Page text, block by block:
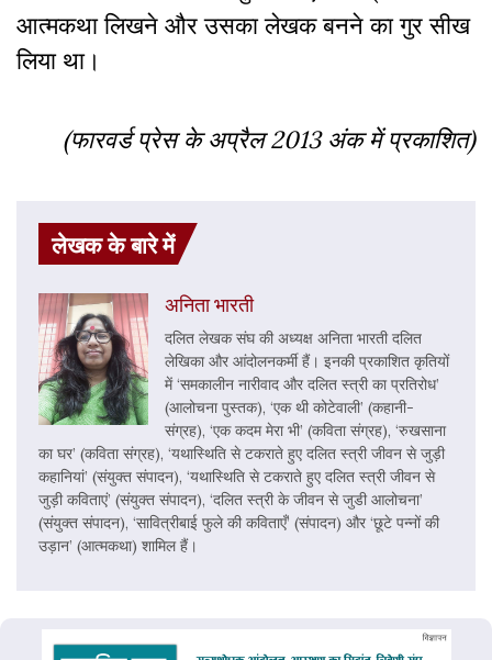
आत्मकथा लिखने और उसका लेखक बनने का गुर सीख
लिया था।
(फारवर्ड प्रेस के अप्रैल2013 अंक में प्रकाशित)
लेखक के बारे में
अनिता भारती
दलित लेखक संघ की अध्यक्ष अनिता भारती दलित
लेखिका और आंदोलनकर्मी हैं। इनकी प्रकाशित कृतियों
में ‘समकालीन नारीवाद और दलित स्त्री का प्रतिरोध’
(आलोचना पुस्तक), ‘एक थी कोटेवाली’ (कहानी-
संग्रह), ‘एक कदम मेरा भी’ (कविता संग्रह), ‘रुखसाना
का घर’ (कविता संग्रह), ‘यथास्थिति से टकराते हुए दलित स्त्री जीवन से जुड़ी
कहानियां’ (संयुक्त संपादन), ‘यथास्थिति से टकराते हुए दलित स्त्री जीवन से
जुड़ी कविताएं’ (संयुक्त संपादन), ‘दलित स्त्री के जीवन से जुडी आलोचना’
(संयुक्त संपादन), ‘सावित्रीबाई फुले की कविताएँ’ (संपादन) और ‘छूटे पन्नों की
उड़ान’ (आत्मकथा) शामिल हैं।